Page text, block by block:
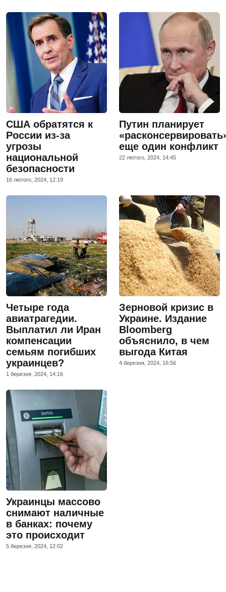
США обратятся к
России из-за
угрозы
национальной
безопасности
16 лютого, 2024, 12:19
Путин планирует
еще один конфликт
22 лютого, 2024, 14:45
Четыре года
авиатрагедии.
Выплатил ли Иран
компенсации
семьям погибших
украинцев?
1 березня, 2024, 14:16
Зерновой кризис в
Украине. Издание
Bloomberg
объяснило, в чем
выгода Китая
4 березня, 2024, 16:56
Украинцы массово
снимают наличные
в банках: почему
это происходит
5 березня, 2024, 12:02